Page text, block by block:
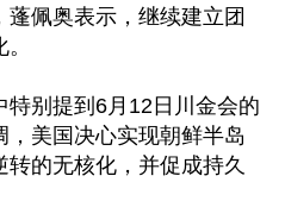
佩奥表示，继续建立团
别提到6月12日川金会的
美国决心实现朝鲜半岛
的无核化，并促成持久